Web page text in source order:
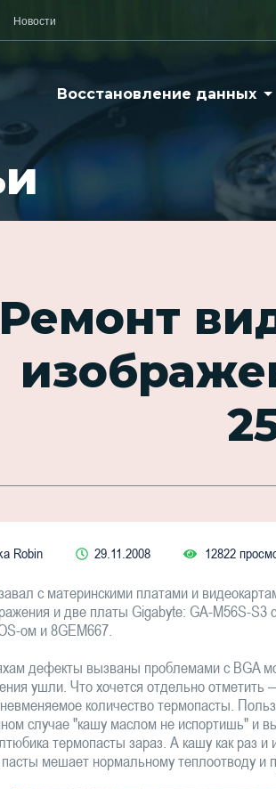
Восстановление данных
Новости
Ремонт
Robin 29.11.2008 12822
с материнскими платами и
и две платы Gigabyte: GA-M56S-S3
ом и 8GEM667.
дефекты вызваны проблемами с BGA
ушли. Что хочется отдельно
количество термопасты.
случае "кашу маслом не испортишь" и
термопасты зараз. А кашу как раз и
мешает нормальному теплоотводу и